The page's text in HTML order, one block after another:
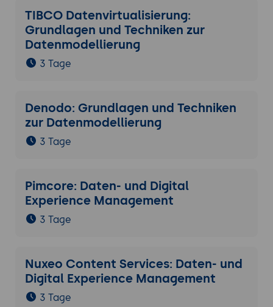
TIBCO Datenvirtualisierung:
Grundlagen und Techniken zur
Datenmodellierung
3 Tage
Denodo: Grundlagen und Techniken
zur Datenmodellierung
3 Tage
Pimcore: Daten- und Digital
Experience Management
3 Tage
Nuxeo Content Services: Daten- und
Digital Experience Management
3 Tage